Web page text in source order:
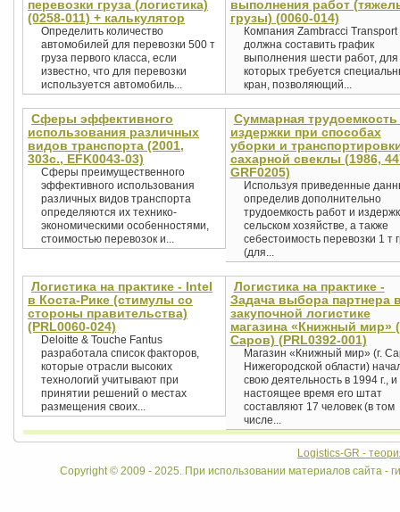
перевозки груза (логистика)
(0258-011) + калькулятор
Определить количество
автомобилей для перевозки 500 т
груза первого класса, если
известно, что для перевозки
используется автомобиль...
выполнения работ
грузы) (0060-014)
Компания Zambracci Transport
должна составить график
выполнения шести работ, для
которых требуется
кран, позволяющий...
Сферы эффективного
использования различных
видов транспорта (2001,
303c., EFK0043-03)
Сферы преимущественного
эффективного использования
различных видов транспорта
определяются их технико-
экономическими особенностями,
стоимостью перевозок и...
Суммарная трудоемкость
издержки при способах
уборки и
сахарной свеклы (1986,
GRF0205)
Используя приведенные
определив дополнительно
трудоемкость работ и
сельском хозяйстве, а также
себестоимость перевозки 1 т
(для...
Логистика на практике - Intel
в Коста-Рике (стимулы со
стороны правительства)
(PRL0060-024)
Deloitte & Touche Fantus
разработала список факторов,
которые отрасли высоких
технологий учитывают при
принятии решений о местах
размещения своих...
Логистика на практике -
Задача выбора партнера
закупочной логистике
магазина «Книжный мир»
Саров) (PRL0392-001)
Магазин «Книжный мир» (г.
Нижегородской области)
свою деятельность в 1994 г., и
настоящее время его штат
составляют 17 человек (в том
числе...
Logistics-GR -
Copyright © 2009 - 2025. При использовании материалов сайта -